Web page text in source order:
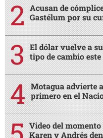
Acusan de
Gastélum por su
El dólar vuelve a
tipo de cambio este
Motagua advierte
primero en el
Video del
Karen y Andrés